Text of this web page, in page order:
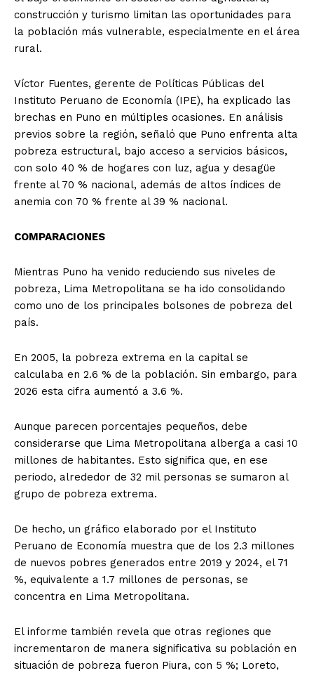
construcción y turismo limitan las oportunidades para
la población más vulnerable, especialmente en el área
rural.
Víctor Fuentes, gerente de Políticas Públicas del
Instituto Peruano de Economía (IPE), ha explicado las
brechas en Puno en múltiples ocasiones. En análisis
previos sobre la región, señaló que Puno enfrenta alta
pobreza estructural, bajo acceso a servicios básicos,
con solo 40 % de hogares con luz, agua y desagüe
frente al 70 % nacional, además de altos índices de
anemia con 70 % frente al 39 % nacional.
COMPARACIONES
Mientras Puno ha venido reduciendo sus niveles de
pobreza, Lima Metropolitana se ha ido consolidando
como uno de los principales bolsones de pobreza del
país.
En 2005, la pobreza extrema en la capital se
calculaba en 2.6 % de la población. Sin embargo, para
2026 esta cifra aumentó a 3.6 %.
Aunque parecen porcentajes pequeños, debe
considerarse que Lima Metropolitana alberga a casi 10
millones de habitantes. Esto significa que, en ese
periodo, alrededor de 32 mil personas se sumaron al
grupo de pobreza extrema.
De hecho, un gráfico elaborado por el Instituto
Peruano de Economía muestra que de los 2.3 millones
de nuevos pobres generados entre 2019 y 2024, el 71
%, equivalente a 1.7 millones de personas, se
concentra en Lima Metropolitana.
El informe también revela que otras regiones que
incrementaron de manera significativa su población en
situación de pobreza fueron Piura, con 5 %; Loreto,